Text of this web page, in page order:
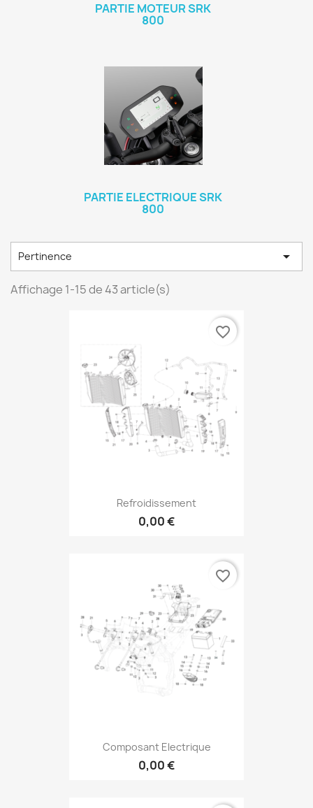
PARTIE MOTEUR SRK
800
PARTIE ELECTRIQUE SRK
800
Pertinence 
Affichage 1-15 de 43 article(s)
Refroidissement
0,00 €
favorite_border
Composant Electrique
0,00 €
favorite_border